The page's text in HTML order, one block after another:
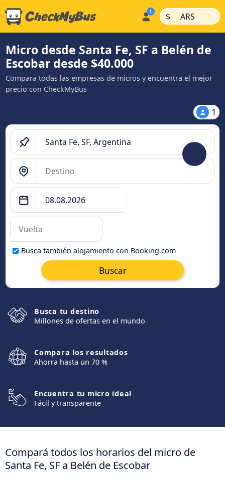
$ | ARS |
Micro desde Santa Fe, SF a Belén de
Escobar desde $40.000
Compara todas las empresas de micros y encuentra el mejor
precio con CheckMyBus
1
Busca también alojamiento con Booking.com
Buscar
Busca tu destino
Millones de ofertas en el mundo
Compara los resultados
Ahorra hasta un 70 %
Encuentra tu micro ideal
Fácil y transparente
Compará todos los horarios del micro de
Santa Fe, SF a Belén de Escobar